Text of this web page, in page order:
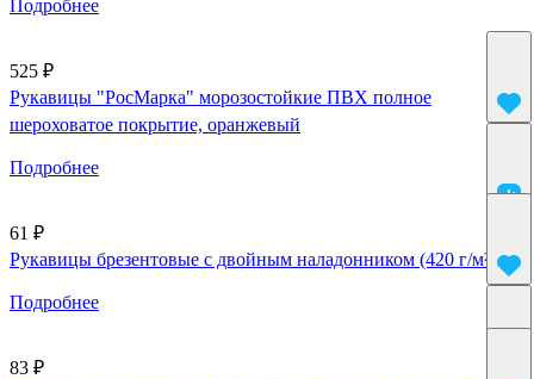
Подробнее
525 ₽
Рукавицы "РосМарка" морозостойкие ПВХ полное
шероховатое покрытие, оранжевый
Подробнее
61 ₽
Рукавицы брезентовые с двойным наладонником (420 г/м²)
Подробнее
83 ₽